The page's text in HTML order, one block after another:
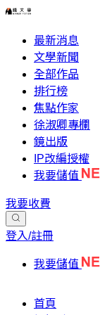
最新消息
文學新聞
全部作品
排行榜
焦點作家
徐淑卿專欄
鏡出版
IP改編授權
我要儲值
我要收費
登入/註冊
我要儲值
首頁